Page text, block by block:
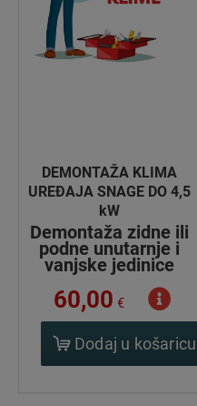
DEMONTAŽA KLIMA
UREĐAJA SNAGE DO 4,5
kW
Demontaža zidne ili
podne unutarnje i
vanjske jedinice
60,00 €
Dodaj u košaricu